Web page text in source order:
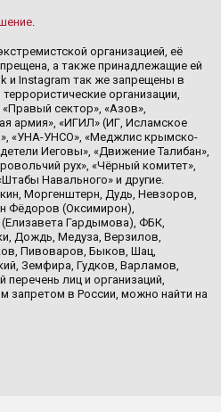
организацией, её
а также принадлежащие ей
и Instagram так же запрещены в
организации,
сектор», «Азов»,
армия», «ИГИЛ» (ИГ, Исламское
«УНА-УНСО», «Меджлис крымско-
Иеговы», «Движение Талибан»,
рух», «Чёрный комитет»,
Навального» и другие.
Моргенштерн, Дудь, Невзоров,
Фёдоров (Оксимирон),
Гардымова), ФБК,
Дождь, Медуза, Верзилов,
Пивоваров, Быков, Шац,
Земфира, Гудков, Варламов,
лиц и организаций,
запретом в России, можно найти на